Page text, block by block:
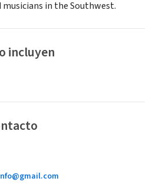
musicians in the Southwest.
incluyen